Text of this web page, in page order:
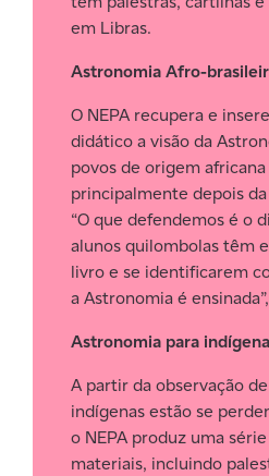
em Libras.
Astronomia Afro-
O NEPA recupera e
didático a visão da
povos de origem africana
principalmente depois
“O que defendemos é o
alunos quilombolas têm
livro e se identificarem
a Astronomia é
Astronomia para
A partir da observação
indígenas estão se
o NEPA produz uma
materiais, incluindo